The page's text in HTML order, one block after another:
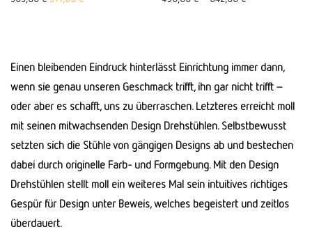
Einen bleibenden Eindruck hinterlässt Einrichtung immer dann,
wenn sie genau unseren Geschmack trifft, ihn gar nicht trifft –
oder aber es schafft, uns zu überraschen. Letzteres erreicht moll
mit seinen mitwachsenden Design Drehstühlen. Selbstbewusst
setzten sich die Stühle von gängigen Designs ab und bestechen
dabei durch originelle Farb- und Formgebung. Mit den Design
Drehstühlen stellt moll ein weiteres Mal sein intuitives richtiges
Gespür für Design unter Beweis, welches begeistert und zeitlos
überdauert.